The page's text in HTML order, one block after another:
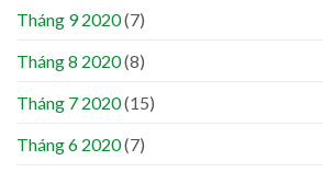
Tháng 9 2020(7)
Tháng 8 2020(8)
Tháng 7 2020(15)
Tháng 6 2020(7)